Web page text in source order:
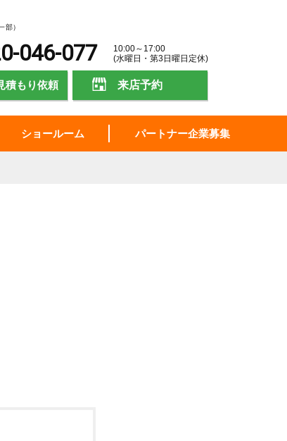
部）
046-077
10:00～17:00
(水曜日・第3日曜日定休)
積もり依頼 来店予約
ショールーム パートナー企業募集